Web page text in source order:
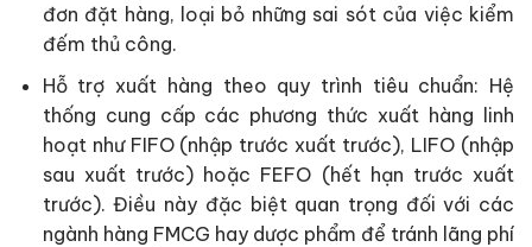
đơn đặt hàng, loại bỏ những sai sót của việc kiểm
đếm thủ công.
Hỗ trợ xuất hàng theo quy trình tiêu chuẩn: Hệ
thống cung cấp các phương thức xuất hàng linh
hoạt như FIFO (nhập trước xuất trước), LIFO (nhập
sau xuất trước) hoặc FEFO (hết hạn trước xuất
trước). Điều này đặc biệt quan trọng đối với các
ngành hàng FMCG hay dược phẩm để tránh lãng phí